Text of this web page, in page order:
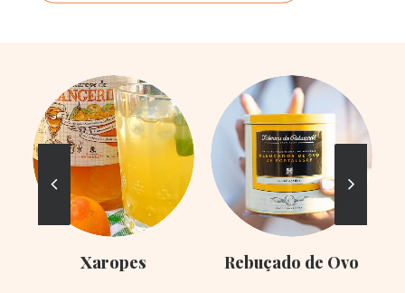
Xaropes Rebuçado de Ovo